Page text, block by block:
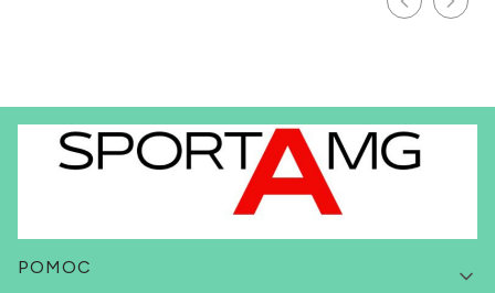
Linki w stopce
POMOC